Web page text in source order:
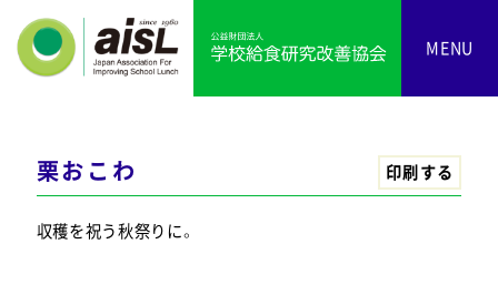
MENU
栗おこわ 印刷する
収穫を祝う秋祭りに。